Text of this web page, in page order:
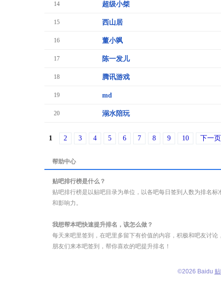
14 超级小桀
15 西山居
16 董小飒
17 陈一发儿
18 腾讯游戏
19 md
20 溺水陪玩
1 2 3 4 5 6 7 8 9 10 下一页
帮助中心
贴吧排行榜是什么？
贴吧排行榜是以贴吧目录为单位，以各吧每日签到人数为排名
和影响力。
我想帮本吧快速提升排名，该怎么做？
每天来吧里签到，在吧里多留下有价值的内容，积极和吧友讨
朋友们来本吧签到，帮你喜欢的吧提升排名！
©2026 Baidu